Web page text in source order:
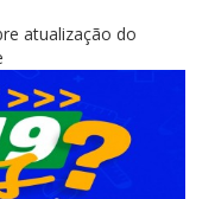
atualização do